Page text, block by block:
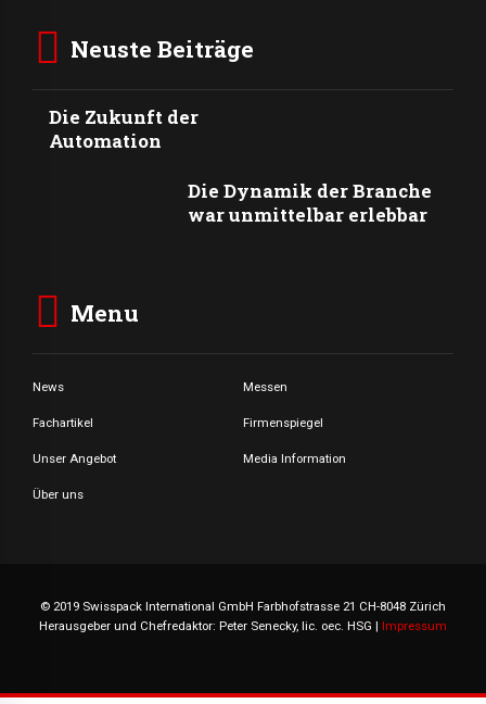
Neuste Beiträge
Die Zukunft der
Automation
Die Dynamik der Branche
war unmittelbar erlebbar
Menu
News Messen
Fachartikel Firmenspiegel
Unser Angebot Media Information
Über uns
© 2019 Swisspack International GmbH Farbhofstrasse 21 CH-8048 Zürich
Herausgeber und Chefredaktor: Peter Senecky, lic. oec. HSG | Impressum